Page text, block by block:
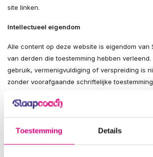
Toestemming Details
site linken.
Intellectueel eigendom
Alle content op deze website is eigendom van
van derden die toestemming hebben
gebruik, vermenigvuldiging of verspreiding is
zonder voorafgaande schriftelijke
Rechten en wijzigingen
de website-inhoud op ieder moment te wijzigen.